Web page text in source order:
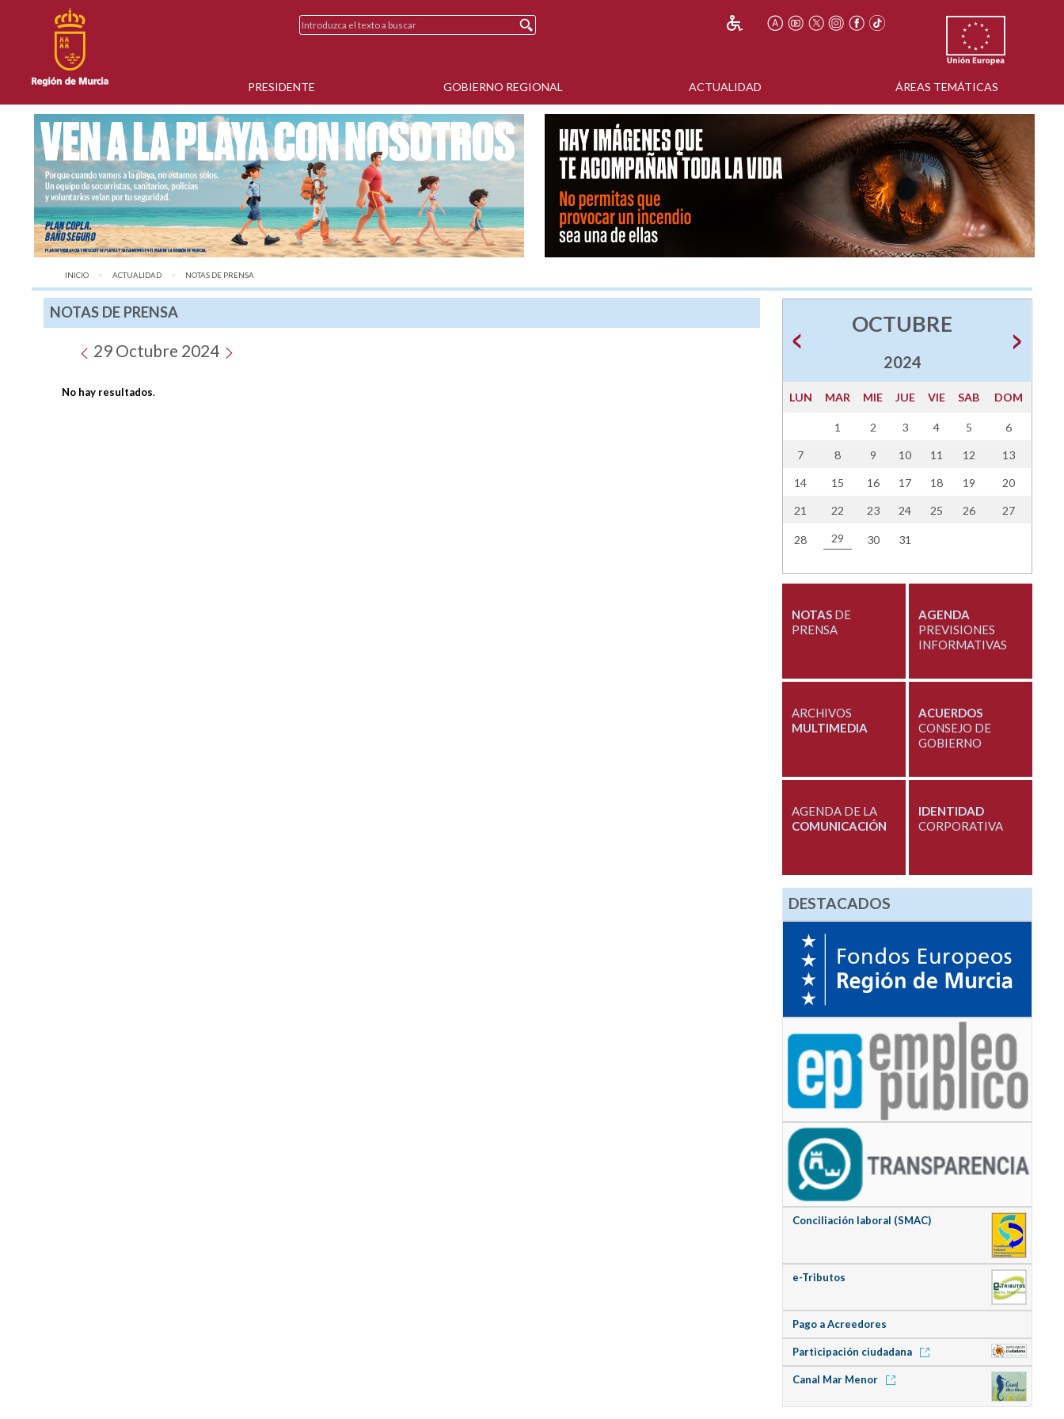
PRESIDENTE GOBIERNO REGIONAL ACTUALIDAD ÁREAS TEMÁTICAS
INICIO ACTUALIDAD AQUÍ:
NOTAS DE PRENSA
NOTAS DE PRENSA
29 Octubre 2024
No hay resultados.
OCTUBRE
2024
LUN MAR MIE JUE VIE SAB DOM
1 2 3 4 5 6
7 8 9 10 11 12 13
14 15 16 17 18 19 20
21 22 23 24 25 26 27
28 29 30 31
NOTASDE
PRENSA
AGENDA
PREVISIONES
INFORMATIVAS
ARCHIVOS
MULTIMEDIA
ACUERDOS
CONSEJO DE
GOBIERNO
AGENDA DE LA
COMUNICACIÓN
IDENTIDAD
CORPORATIVA
DESTACADOS
Conciliación laboral (SMAC)
e-Tributos
Pago a Acreedores
Participación ciudadana
Canal Mar Menor